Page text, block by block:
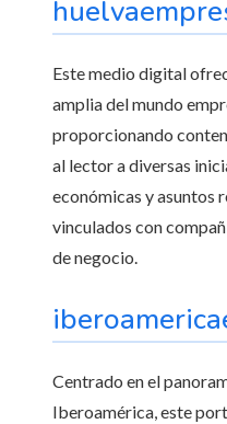
Este medio digital
amplia del mundo
proporcionando
al lector a diversas
económicas y asuntos
vinculados con
de negocio.
Centrado en el
Iberoamérica, este